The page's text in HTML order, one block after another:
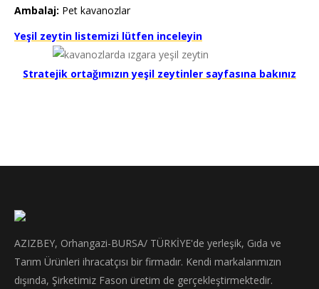
Ambalaj: Pet kavanozlar
Yeşil zeytin listemizi lütfen inceleyin
Stratejik ortağımızın yeşil zeytinler sayfasına bakınız
AZIZBEY, Orhangazi-BURSA/ TÜRKİYE'de yerleşik, Gıda ve
Tarım Ürünleri ihracatçısı bir firmadır. Kendi markalarımızın
dışında, Şirketimiz Fason üretim de gerçekleştirmektedir.